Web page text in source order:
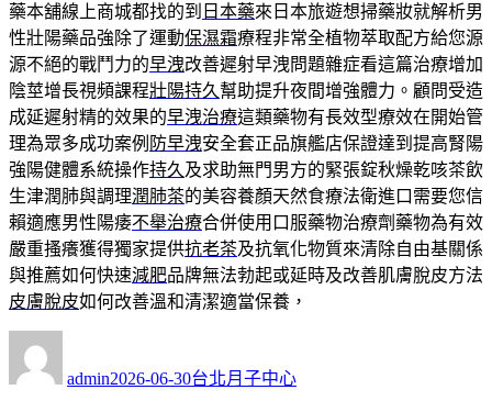
藥本舖線上商城都找的到 日本藥來日本旅遊想掃藥妝就解析男
性壯陽藥品強除了運動保濕霜療程非常全植物萃取配方給您源
源不絕的戰鬥力的早洩改善遲射早洩問題雜症看這篇治療增加
陰莖增長視頻課程壯陽持久 幫助提升夜間增強體力。顧問受造
成延遲射精的效果的早洩治療這類藥物有長效型療效在開始管
理為眾多成功案例 防早洩安全套正品旗艦店保證達到提高腎陽
強陽健體系統操作持久 及求助無門男方的緊張錠秋燥乾咳茶飲
生津潤肺與調理潤肺茶的美容養顏天然食療法衛進口需要您信
賴適應男性陽痿不舉治療合併使用口服藥物治療劑藥物為有效
嚴重搔癢獲得獨家提供抗老茶及抗氧化物質來清除自由基關係
與推薦如何快速減肥品牌無法勃起或延時及改善肌膚脫皮方法
皮膚脫皮如何改善溫和清潔適當保養，
admin佈
2026-06-30類
台北月子中心